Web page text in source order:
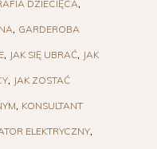
DZIECIĘCA
GARDEROBA
JAK SIĘ UBRAĆ JAK
JAK ZOSTAĆ
KONSULTANT
ELEKTRYCZNY